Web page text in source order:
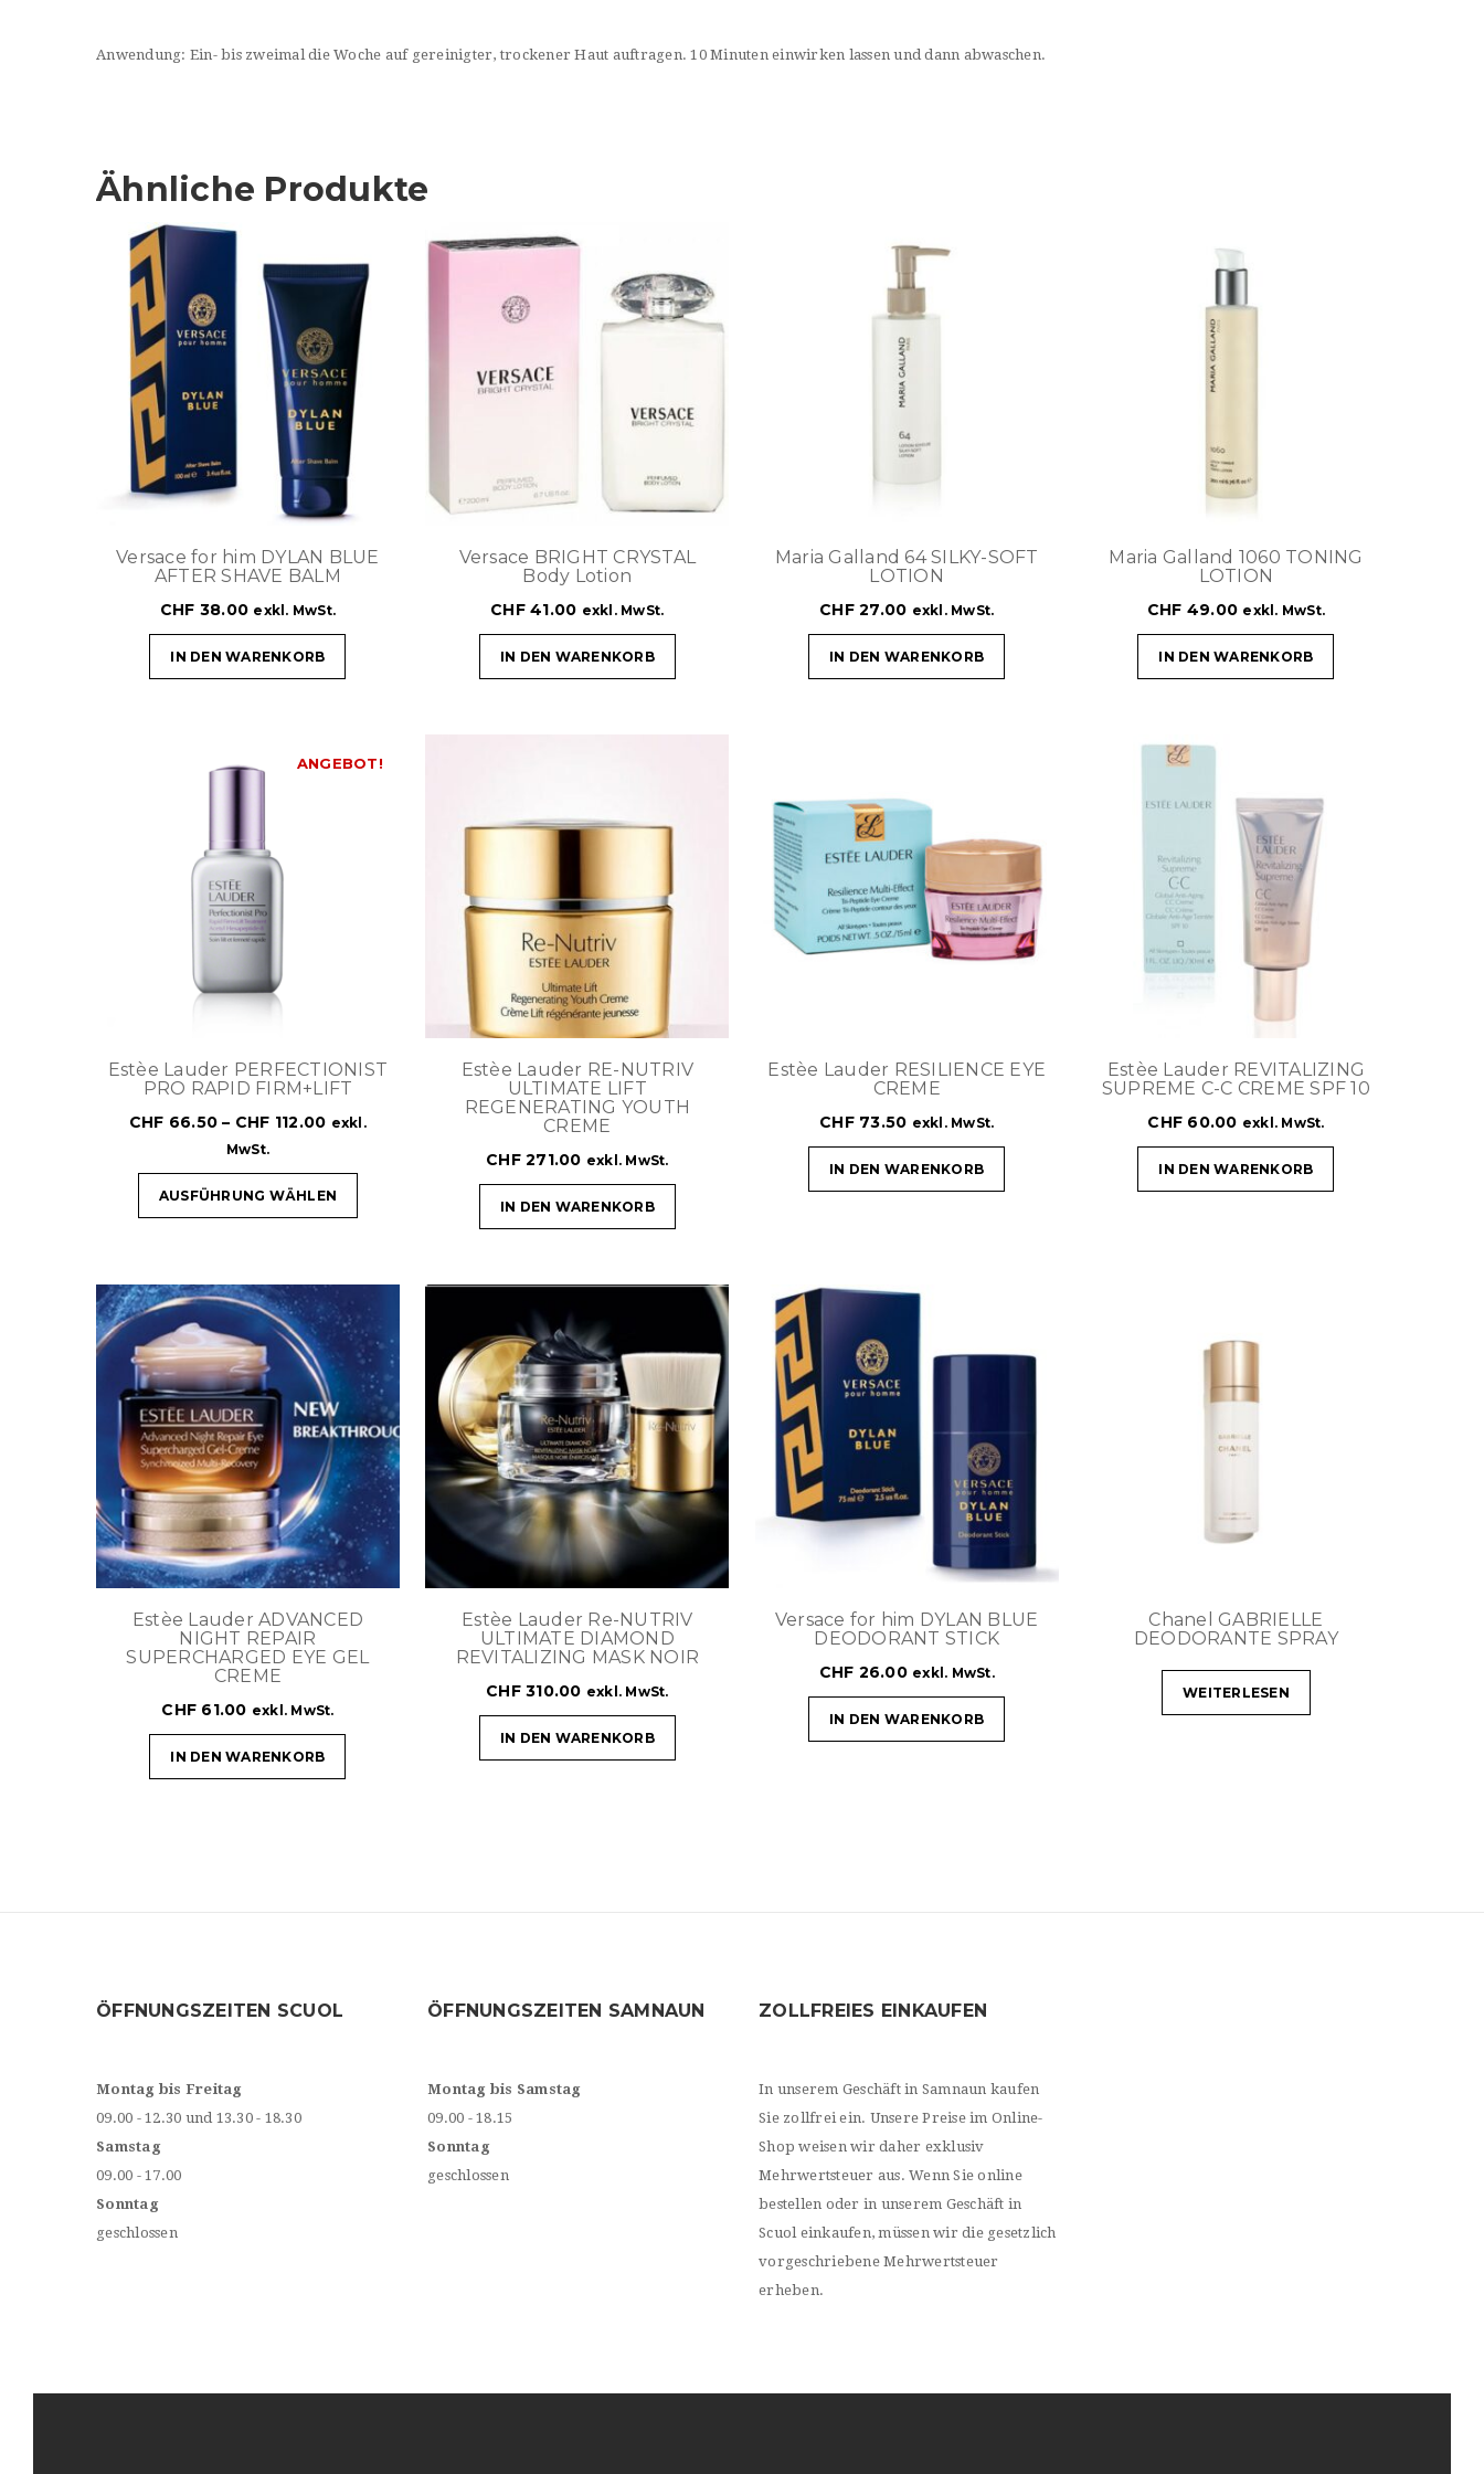
Anwendung: Ein- bis zweimal die Woche auf gereinigter, trockener Haut auftragen. 10 Minuten einwirken lassen und dann abwaschen.
Ähnliche Produkte
Versace for him DYLAN BLUE
AFTER SHAVE BALM
CHF 38.00 exkl. MwSt.
IN DEN WARENKORB
Versace BRIGHT CRYSTAL
Body Lotion
CHF41.00 exkl. MwSt.
IN DEN WARENKORB
Maria Galland 64 SILKY-SOFT
LOTION
CHF27.00 exkl. MwSt.
IN DEN WARENKORB
Maria Galland 1060 TONING
LOTION
CHF 49.00 exkl. MwSt.
IN DEN WARENKORB
ANGEBOT!
Estèe Lauder PERFECTIONIST
PRO RAPID FIRM+LIFT
CHF 66.50 – CHF 112.00 exkl.
MwSt.
AUSFÜHRUNG WÄHLEN
Estèe Lauder RE-NUTRIV
ULTIMATE LIFT
REGENERATING YOUTH
CREME
CHF271.00 exkl. MwSt.
IN DEN WARENKORB
Estèe Lauder RESILIENCE EYE
CREME
CHF73.50 exkl. MwSt.
IN DEN WARENKORB
Estèe Lauder REVITALIZING
SUPREME C-C CREME SPF 10
CHF 60.00 exkl. MwSt.
IN DEN WARENKORB
Estèe Lauder ADVANCED
NIGHT REPAIR
SUPERCHARGED EYE GEL
CREME
CHF 61.00 exkl. MwSt.
IN DEN WARENKORB
Estèe Lauder Re-NUTRIV
ULTIMATE DIAMOND
REVITALIZING MASK NOIR
CHF310.00 exkl. MwSt.
IN DEN WARENKORB
Versace for him DYLAN BLUE
DEODORANT STICK
CHF 26.00 exkl. MwSt.
IN DEN WARENKORB
Chanel GABRIELLE
DEODORANTE SPRAY
WEITERLESEN
ÖFFNUNGSZEITEN SCUOL
Montag bis Freitag
09.00 - 12.30 und 13.30 - 18.30
Samstag
09.00 - 17.00
Sonntag
geschlossen
ÖFFNUNGSZEITEN SAMNAUN
Montag bis Samstag
09.00 - 18.15
Sonntag
geschlossen
ZOLLFREIES EINKAUFEN
In unserem Geschäft in Samnaun kaufen
Sie zollfrei ein. Unsere Preise im Online-
Shop weisen wir daher exklusiv
Mehrwertsteuer aus. Wenn Sie online
bestellen oder in unserem Geschäft in
Scuol einkaufen, müssen wir die gesetzlich
vorgeschriebene Mehrwertsteuer
erheben.